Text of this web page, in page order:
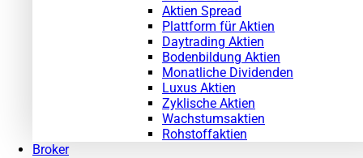
Aktien Spread
Plattform für Aktien
Daytrading Aktien
Bodenbildung Aktien
Monatliche Dividenden
Luxus Aktien
Zyklische Aktien
Wachstumsaktien
Rohstoffaktien
Broker